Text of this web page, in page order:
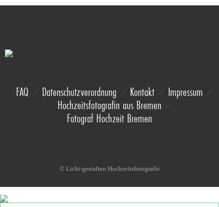
FAQ Datenschutzverordnung Kontakt
Impressum
Hochzeitsfotografin aus Bremen
Fotograf Hochzeit Bremen
© Licht-gestalten Hochzeitsfotografie